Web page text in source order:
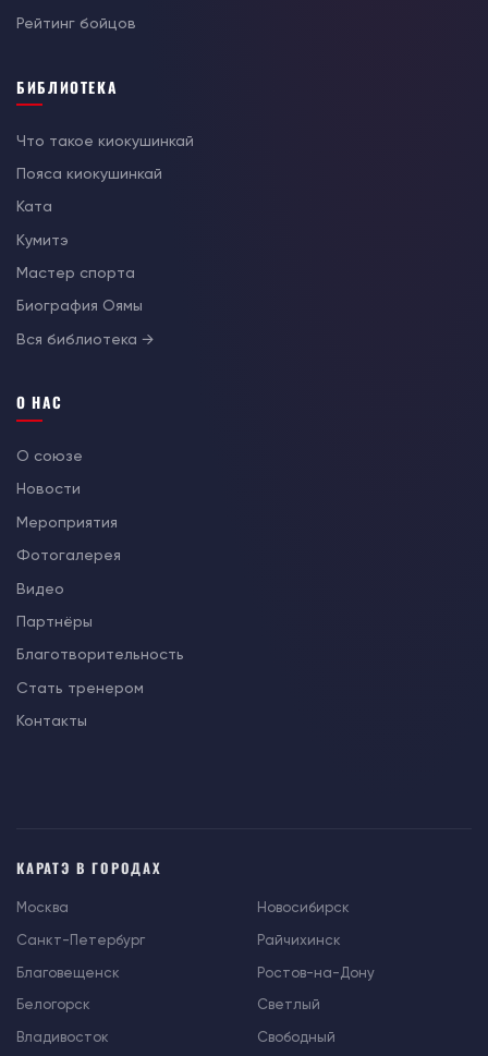
Рейтинг бойцов
БИБЛИОТЕКА
Что такое киокушинкай
Пояса киокушинкай
Ката
Кумитэ
Мастер спорта
Биография Оямы
Вся библиотека →
О НАС
О союзе
Новости
Мероприятия
Фотогалерея
Видео
Партнёры
Благотворительность
Стать тренером
Контакты
КАРАТЭ В ГОРОДАХ
Москва
Санкт-Петербург
Благовещенск
Белогорск
Владивосток
Новосибирск
Райчихинск
Ростов-на-Дону
Светлый
Свободный